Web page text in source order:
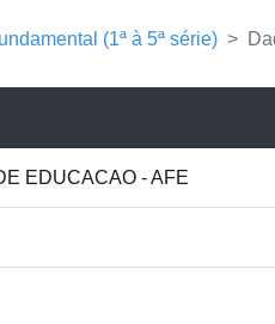
(1ª à 5ª série)
EDUCACAO - AFE